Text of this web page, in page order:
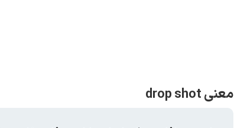
معنی drop shot